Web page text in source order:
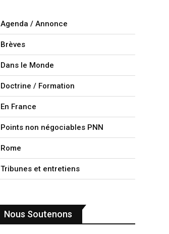
Agenda / Annonce
Brèves
Dans le Monde
Doctrine / Formation
En France
Points non négociables PNN
Rome
Tribunes et entretiens
Nous Soutenons